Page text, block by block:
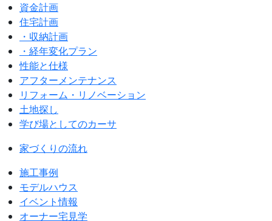
資金計画
住宅計画
・収納計画
・経年変化プラン
性能と仕様
アフターメンテナンス
リフォーム・リノベーション
土地探し
学び場としてのカーサ
家づくりの流れ
施工事例
モデルハウス
イベント情報
オーナー宅見学